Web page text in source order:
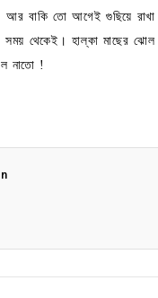
বাকি তো আগেই গুছিয়ে রাখা
সময় থেকেই। হাল্কা মাছের
নাতো !